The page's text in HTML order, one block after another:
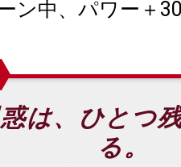
ン中、パワー＋
は、ひとつ
る。